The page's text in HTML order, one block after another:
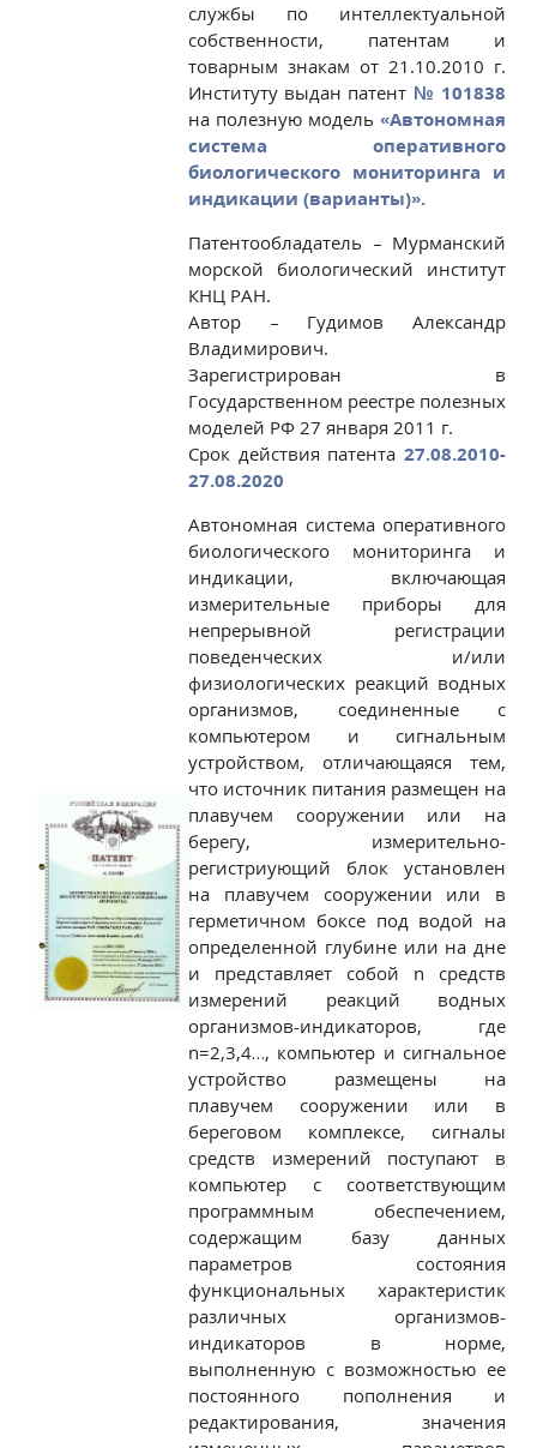
службы по интеллектуальной
собственности, патентам и
товарным знакам от 21.10.2010 г.
Институту выдан патент № 101838
на полезную модель «Автономная
система оперативного
биологического мониторинга и
индикации (варианты)».
Патентообладатель – Мурманский
морской биологический институт
КНЦ РАН.
Автор – Гудимов Александр
Владимирович.
Зарегистрирован в
Государственном реестре полезных
моделей РФ 27 января 2011 г.
Срок действия патента 27.08.2010-
27.08.2020
Автономная система оперативного
биологического мониторинга и
индикации, включающая
измерительные приборы для
непрерывной регистрации
поведенческих и/или
физиологических реакций водных
организмов, соединенные с
компьютером и сигнальным
устройством, отличающаяся тем,
что источник питания размещен на
плавучем сооружении или на
берегу, измерительно-
регистриующий блок установлен
на плавучем сооружении или в
герметичном боксе под водой на
определенной глубине или на дне
и представляет собой n средств
измерений реакций водных
организмов-индикаторов, где
n=2,3,4…, компьютер и сигнальное
устройство размещены на
плавучем сооружении или в
береговом комплексе, сигналы
средств измерений поступают в
компьютер с соответствующим
программным обеспечением,
содержащим базу данных
параметров состояния
функциональных характеристик
различных организмов-
индикаторов в норме,
выполненную с возможностью ее
постоянного пополнения и
редактирования, значения